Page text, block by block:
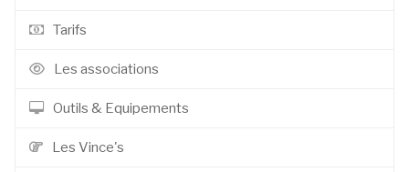
Tarifs
Les associations
Outils & Equipements
Les Vince's